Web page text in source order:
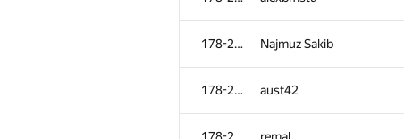
178-265 Najmuz Sakib
178-265 aust42
KochetovK
stereodenis
harshit.sharan